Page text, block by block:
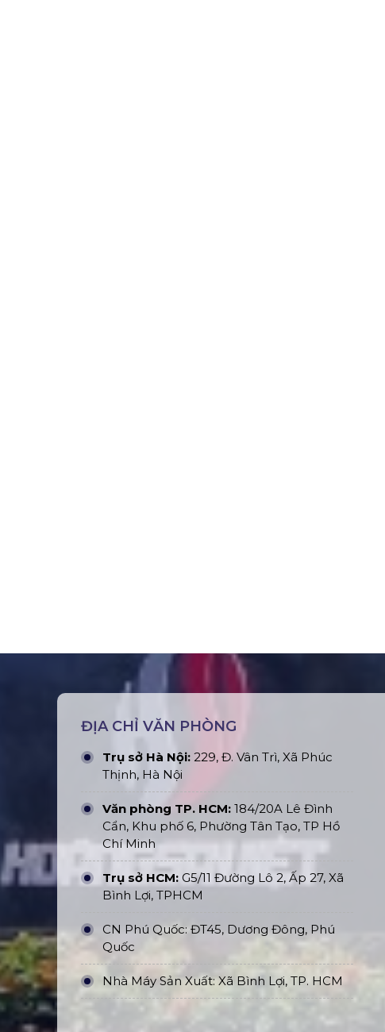
ĐỊA CHỈ VĂN PHÒNG
Trụ sở Hà Nội: 229, Đ. Vân Trì, Xã Phúc
Thịnh, Hà Nội
Văn phòng TP. HCM: 184/20A Lê Đình
Cẩn, Khu phố 6, Phường Tân Tạo, TP Hồ
Chí Minh
Trụ sở HCM: G5/11 Đường Lô 2, Ấp 27, Xã
Bình Lợi, TPHCM
CN Phú Quốc: ĐT45, Dương Đông, Phú
Quốc
Nhà Máy Sản Xuất: Xã Bình Lợi, TP. HCM